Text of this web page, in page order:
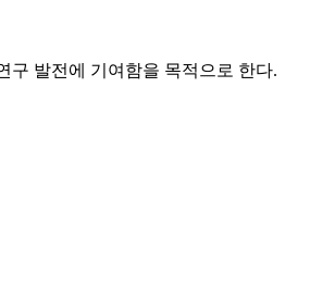
구 발전에 기여함을 목적으로 한다.